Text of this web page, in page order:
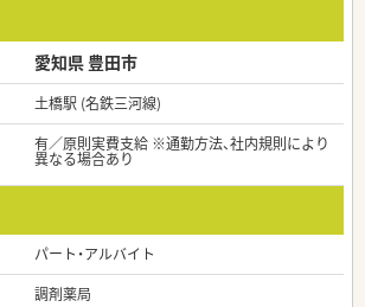
愛知県 豊田市
土橋駅 (名鉄三河線)
有／原則実費支給 ※通勤方法、社内規則により
異なる場合あり
パート・アルバイト
調剤薬局